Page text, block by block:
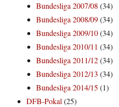
Bundesliga 2007/08 (34)
Bundesliga 2008/09(34)
Bundesliga 2009/10(34)
Bundesliga 2010/11 (34)
Bundesliga 2011/12(34)
Bundesliga 2012/13 (34)
Bundesliga 2014/15 (1)
DFB-Pokal(25)